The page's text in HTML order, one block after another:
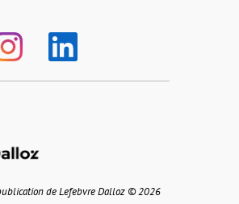
de Lefebvre Dalloz © 2026